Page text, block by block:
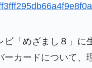
「めざまし８」に
カードについて、